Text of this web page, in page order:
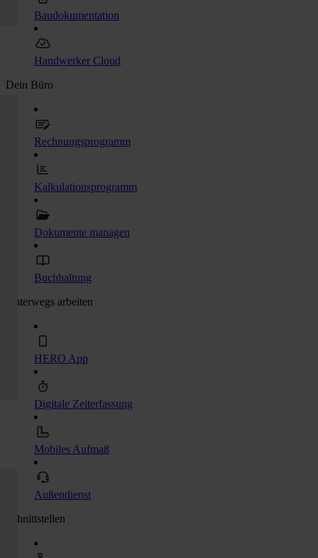
Baudokumentation
Handwerker Cloud
Dein Büro
Rechnungsprogramm
Kalkulationsprogramm
Dokumente managen
Buchhaltung
Unterwegs arbeiten
HERO App
Digitale Zeiterfassung
Mobiles Aufmaß
Außendienst
Schnittstellen